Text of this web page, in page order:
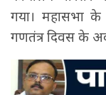
गया। महासभा के
गणतंत्र दिवस के